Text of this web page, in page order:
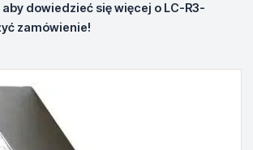
dowiedzieć się więcej o LC-R3-
zamówienie!